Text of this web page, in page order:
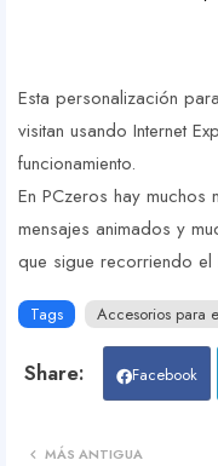
Esta personalización
visitan usando Internet
funcionamiento.
En PCzeros hay muchos
mensajes animados y
que sigue recorriendo
Tags Accesorios para
Facebook
MÁS ANTIGUA